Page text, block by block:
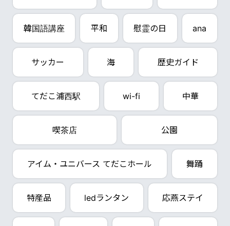
韓国語講座 平和 慰霊の日 ana
サッカー 海 歴史ガイド
てだこ浦西駅 wi-fi 中華
喫茶店 公園
アイム・ユニバース てだこホール 舞踊
特産品 ledランタン 応燕ステイ